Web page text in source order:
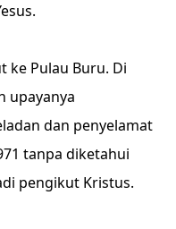
ke Pulau Buru. Di
upayanya
dan penyelamat
tanpa diketahui
pengikut Kristus.